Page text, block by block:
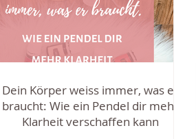
Dein Körper weiss immer, was er
braucht: Wie ein Pendel dir mehr
Klarheit verschaffen kann